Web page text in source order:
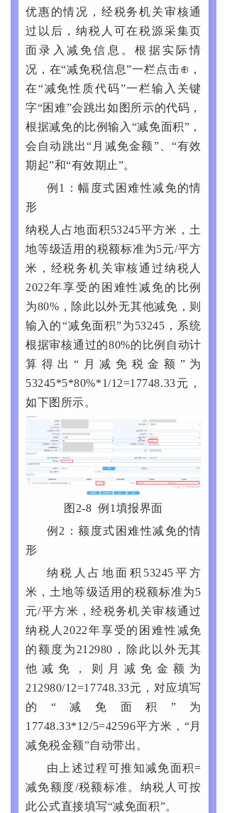
优惠的情况，经税务机关审核通
过以后，纳税人可在税源采集页
面录入减免信息。根据实际情
况，在“减免税信息”一栏点击⊕，
在“减免性质代码”一栏输入关键
字“困难”会跳出如图所示的代码，
根据减免的比例输入“减免面积”，
会自动跳出“月减免金额”、“有效
期起”和“有效期止”。
例1：幅度式困难性减免的情
形
纳税人占地面积53245平方米，土
地等级适用的税额标准为5元/平方
米，经税务机关审核通过纳税人
2022年享受的困难性减免的比例
为80%，除此以外无其他减免，则
输入的“减免面积”为53245，系统
根据审核通过的80%的比例自动计
算得出“月减免税金额”为
53245*5*80%*1/12=17748.33元，
如下图所示。
图2-8 例1填报界面
例2：额度式困难性减免的情
形
纳税人占地面积53245平方
米，土地等级适用的税额标准为5
元/平方米，经税务机关审核通过
纳税人2022年享受的困难性减免
的额度为212980，除此以外无其
他减免，则月减免金额为
212980/12=17748.33元，对应填写
的“减免面积”为
17748.33*12/5=42596平方米，“月
减免税金额”自动带出。
由上述过程可推知减免面积=
减免额度/税额标准。纳税人可按
此公式直接填写“减免面积”。